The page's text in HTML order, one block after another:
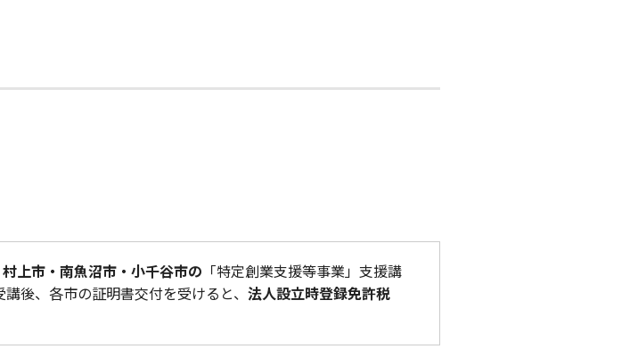
上市・南魚沼市・小千谷市の 「特定創業支援等事業」支援講
後、各市の証明書交付を受けると、 法人設立時登録免許税